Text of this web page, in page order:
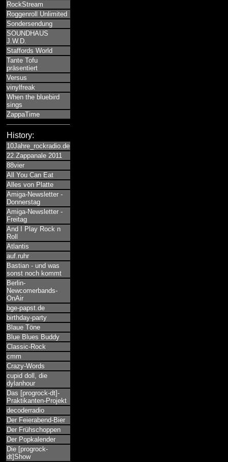
RockStream
Roggenroll Unlimited
Sondersendung
SOUNDHAUS
J.W.D.
Staffords World
Tante Tofu
präsentiert
Versus
vinylfreak
When the bluebird
sings
ZappaTime
History:
10Jahre_rockradio.de
22.Zappanale 2011
88vier
All You Can Eat
Alles von Platte
Amiga-Newsletter -
Donnerstag
Amiga-Newsletter -
Freitag
And I Play Rock n
Roll
Atlantis
auf.ruhr
Bastian - und was
sonst noch kommt
Berlin-
Newcomerbands-
OnAir
bge-papst.de
birthday-party
Blaue Töne
Blue Blues Buddy
Classic-Rock
cmm
Crazy-Words
cupid doll, die
dylanhour
Das [progrock-dt]-
Praktikanten-Projekt
decoderradio
Der Feierabend-Bier
Der Frühschoppen
Der Popkalender
Die [progrock-
dt]Show